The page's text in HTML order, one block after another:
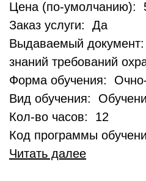
Цена (по-умолчанию):
Заказ услуги: Да
Выдаваемый
знаний требований
Форма обучения:
Вид обучения:
Кол-во часов: 12
Код программы
Читать далее